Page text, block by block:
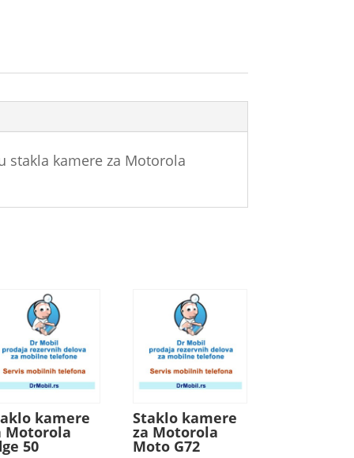
stakla kamere za Motorola
kamere
Motorola
50
Staklo kamere
za Motorola
Moto G72